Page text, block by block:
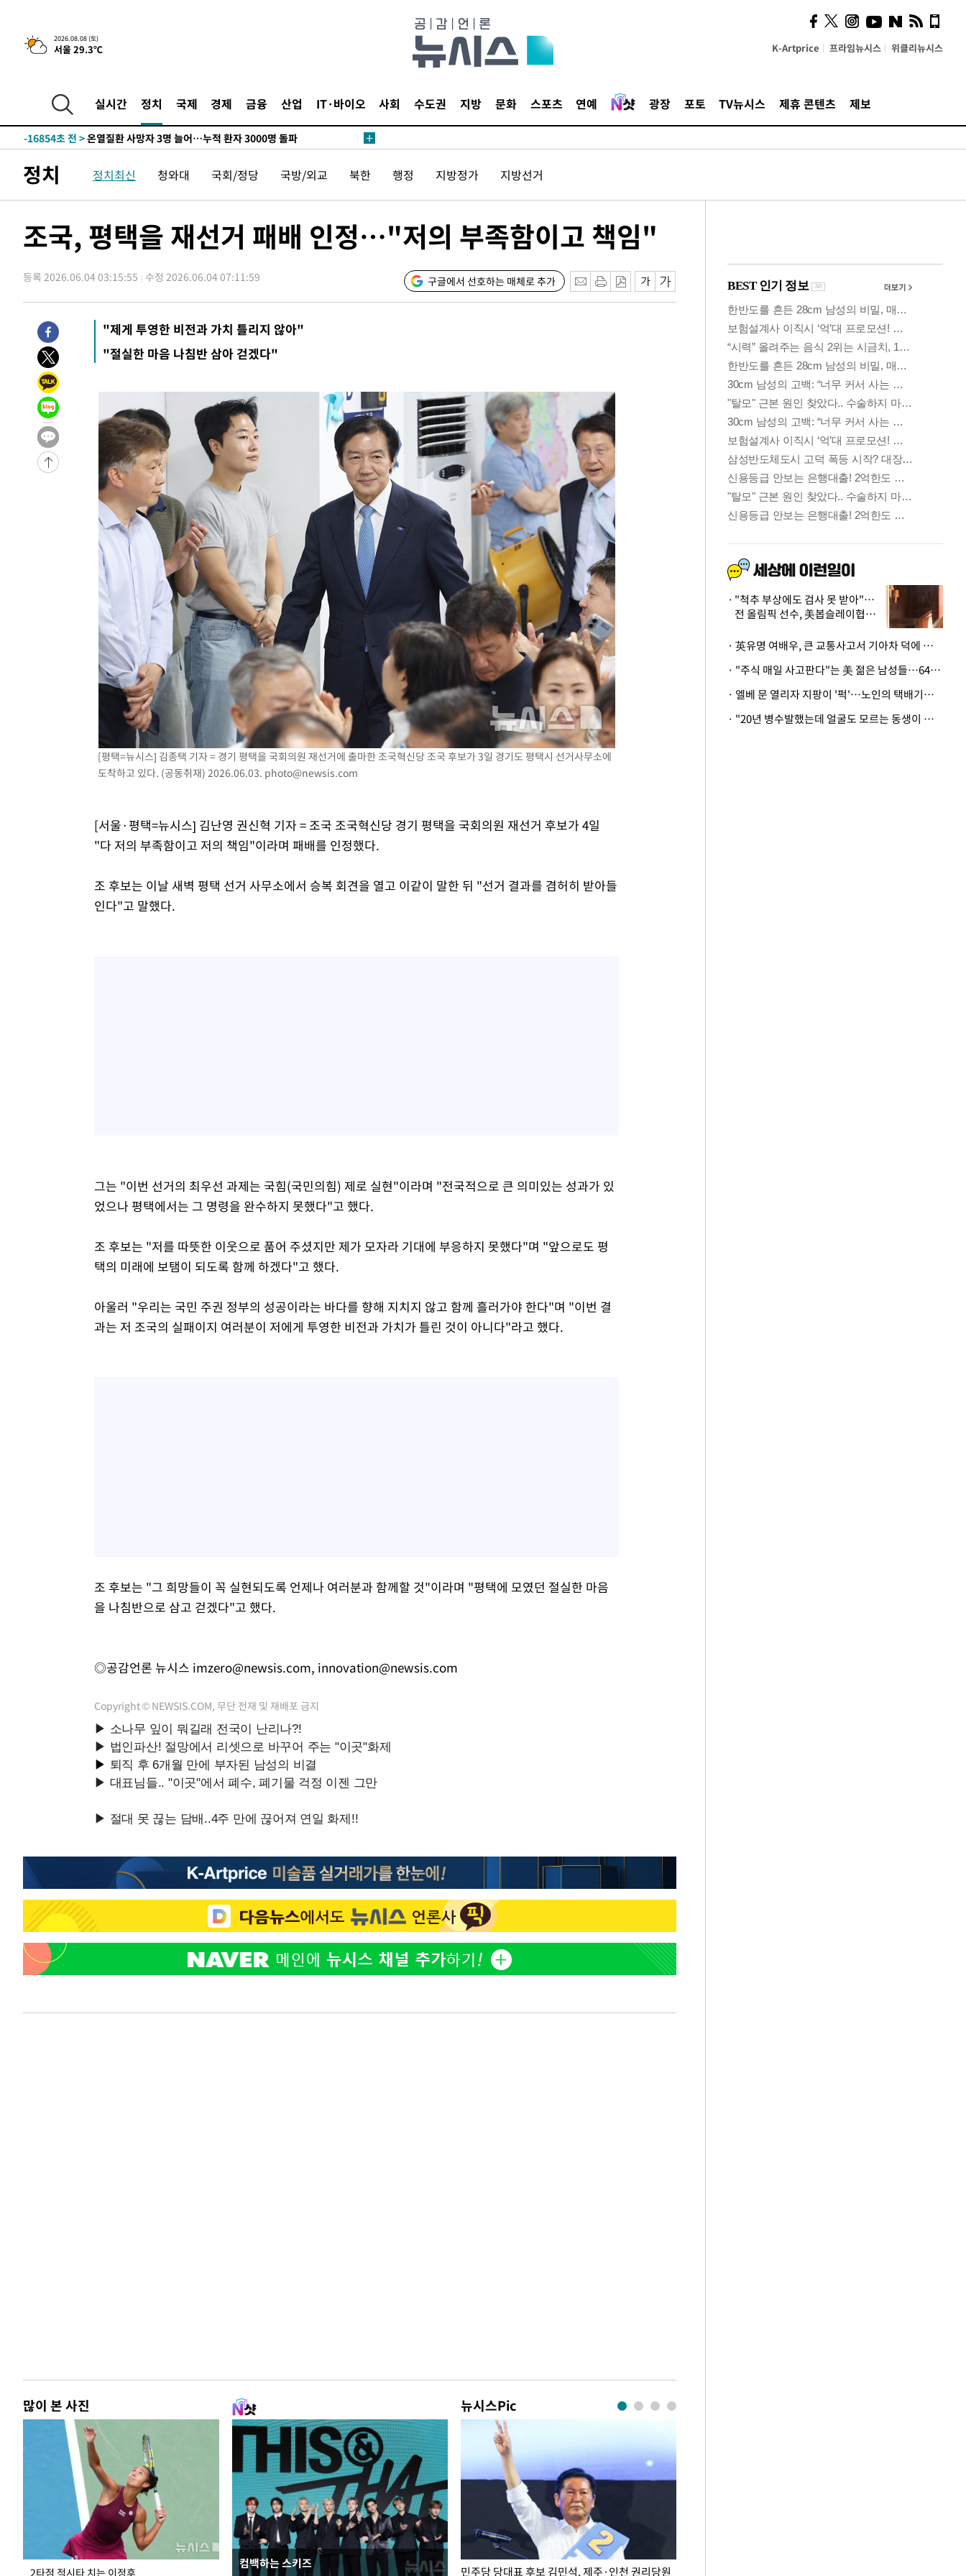
2026.08.08 (토)
서울 29.3℃ K-Artprice 프라임뉴시스 위클리뉴시스
실시간 정치 국제 경제 금융 산업 IT·바이오 사회 수도권 지방 문화 스포츠 연예 광장 포토 TV뉴시스 제휴 콘텐츠 제보
42.08%·宋 10.17%
-25124초 전 >이강인 "아틀레티코 이적 기뻐…등번호 7번 의미보단 팀 위해 뛸
것"
-25059초 전 >[속보]與 당대표 경선, 제주·인천 권리당원 투표 김민석 승리
-18103초 전 >
[속보]이강인 "감독님이 원하는 마음 느꼈고, 많은 트로피 원해 아
틀레티코 이적"
-17885초 전 >
-16854초 전 >온열질환 사망자 3명 늘어…누적 환자 3000명 돌파
-6906초 전 >
백운산서 80년근 천종산삼 9뿌리 발견…감정가 1.3억원
-4616초 전 >선재도서 해루질 나섰다 실종 60대, 닷새 만에 숨진 채 발견
-1526초 전 >여수 오동도 해상서 모터보트 전복…1명 사망·1명 실종
씨]
1시간 전 >축구협회 "압수수색·성접대 논란 사과…쇄신의 기회로 삼겠다"
1시간 전 >[속보]'압수수색·성접대 논란' 축구협회 "실망과 걱정 안겨드려 죄송"
5시간 전 >
'최고 37도' 폭염 지속…강원동해안 최대 150㎜ 비
6시간 전 >
[속보]뉴욕증시 상승 마감…S&P 0.6% 나스닥 1.3%↑
-26375초 전 >
[속보]與최고위원 제주·인천 순회경선…박선원·최민희·서미화·
한민수·김용 순
-26328초 전 >
청래 44.56%
-25610초 전 >
[속보]與 대표 경선 제주·인천 당원투표…金 47.75%·鄭
42.08%·宋 10.17%
-25144초 전 >
이강인 "아틀레티코 이적 기뻐…등번호 7번 의미보단 팀 위해 뛸
것"
-25079초 전 >
[속보]與 당대표 경선, 제주·인천 권리당원 투표 김민석 승리
-18853초 전 >
낮 최고 35도 '무더위'…동해안 시간당 30㎜ '강한 비'[내일날씨]
[속보]이강인 "감독님이 원하는 마음 느꼈고, 많은 트로피 원해 아
수도권 40도 육박 '펄펄'…동해안 일부 지역엔 호의주의보
온열질환 사망자 3명 늘어…누적 환자 3000명 돌파
강릉에 시간당 81.4㎜ 물폭탄…도로 잠기고 담벼락 붕괴
백운산서 80년근 천종산삼 9뿌리 발견…감정가 1.3억원
선재도서 해루질 나섰다 실종 60대, 닷새 만에 숨진 채 발견
남자 농구, 나고야 아시안게임서 '홈팀' 일본과 한일전
여수 오동도 해상서 모터보트 전복…1명 사망·1명 실종
극한폭염 한풀 꺾이지만…'낮 최고 35도' 무더위, 열대야 계속[다음주 날
축구협회 "압수수색·성접대 논란 사과…쇄신의 기회로 삼겠다"
[속보]'압수수색·성접대 논란' 축구협회 "실망과 걱정 안겨드려 죄송"
'최고 37도' 폭염 지속…강원동해안 최대 150㎜ 비
[속보]뉴욕증시 상승 마감…S&P 0.6% 나스닥 1.3%↑
정치 정치최신 청와대 국회/정당 국방/외교 북한 행정 지방정가 지방선거
조국, 평택을 재선거 패배 인정…"저의 부족함이고 책임"
등록 2026.06.04 03:15:55 수정 2026.06.04 07:11:59 구글에서 선호하는 매체로 추가
"제게 투영한 비전과 가치 틀리지 않아"
"절실한 마음 나침반 삼아 걷겠다"
[평택=뉴시스] 김종택 기자 = 경기 평택을 국회의원 재선거에 출마한 조국혁신당 조국 후보가 3일 경기도 평택시 선거사무소에
도착하고 있다. (공동취재) 2026.06.03. photo@newsis.com
[서울·평택=뉴시스] 김난영 권신혁 기자 = 조국 조국혁신당 경기 평택을 국회의원 재선거 후보가 4일
"다 저의 부족함이고 저의 책임"이라며 패배를 인정했다.
조 후보는 이날 새벽 평택 선거 사무소에서 승복 회견을 열고 이같이 말한 뒤 "선거 결과를 겸허히 받아들
인다"고 말했다.
그는 "이번 선거의 최우선 과제는 국힘(국민의힘) 제로 실현"이라며 "전국적으로 큰 의미있는 성과가 있
었으나 평택에서는 그 명령을 완수하지 못했다"고 했다.
조 후보는 "저를 따뜻한 이웃으로 품어 주셨지만 제가 모자라 기대에 부응하지 못했다"며 "앞으로도 평
택의 미래에 보탬이 되도록 함께 하겠다"고 했다.
아울러 "우리는 국민 주권 정부의 성공이라는 바다를 향해 지치지 않고 함께 흘러가야 한다"며 "이번 결
과는 저 조국의 실패이지 여러분이 저에게 투영한 비전과 가치가 틀린 것이 아니다"라고 했다.
조 후보는 "그 희망들이 꼭 실현되도록 언제나 여러분과 함께할 것"이라며 "평택에 모였던 절실한 마음
을 나침반으로 삼고 걷겠다"고 했다.
◎공감언론 뉴시스 imzero@newsis.com, innovation@newsis.com
Copyright © NEWSIS.COM, 무단 전재 및 재배포 금지
많이 본 사진
2타점 적시타 치는 이정후
컴백하는 스키즈
뉴시스Pic
이번주 국회에는 무슨 일이? [뉴시스국회토pic] 민주당 당대표 후보 김민석, 제주·인천 권리당원
사이 해답 찾았죠"…알을
깨고 나온 '초자아'
"척추 부상에도 검사 못 받아"…
전 올림픽 선수, 美봅슬레이협회
· 英유명 여배우, 큰 교통사고서 기아차 덕에 살았다
· "주식 매일 사고판다"는 美 젊은 남성들…64%가 "나는 인생의 패배자“
· 엘베 문 열리자 지팡이 '퍽'…노인의 택배기사 폭행 이유
· "20년 병수발했는데 얼굴도 모르는 동생이 유산 절반을"…배다른 형제 상속권 있을까